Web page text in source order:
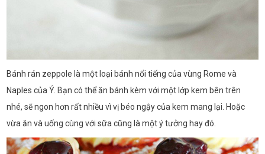
Bánh rán zeppole là một loại bánh nổi tiếng của vùng Rome và
Naples của Ý. Bạn có thể ăn bánh kèm với một lớp kem bên trên
nhé, sẽ ngon hơn rất nhiều vì vị béo ngậy của kem mang lại. Hoặc
vừa ăn và uống cùng với sữa cũng là một ý tưởng hay đó.